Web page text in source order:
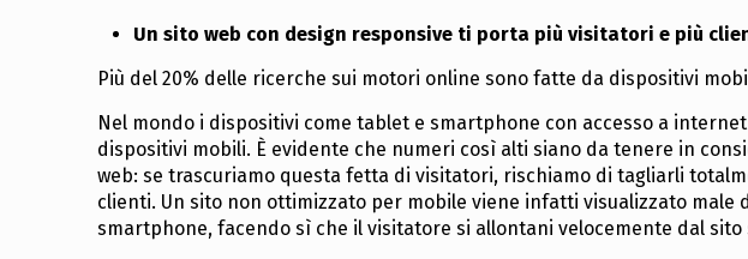
Un sito web con design responsive ti porta più visitatori e più
Più del 20% delle ricerche sui motori online sono fatte da dispositivi
Nel mondo i dispositivi come tablet e smartphone con accesso a
dispositivi mobili. È evidente che numeri così alti siano da tenere in
web: se trascuriamo questa fetta di visitatori, rischiamo di tagliarli
clienti. Un sito non ottimizzato per mobile viene infatti visualizzato male
smartphone, facendo sì che il visitatore si allontani velocemente dal